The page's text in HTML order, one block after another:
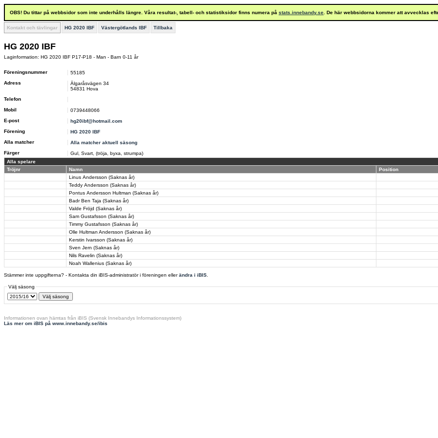
OBS! Du tittar på webbsidor som inte underhålls längre. Våra resultat-, tabell- och statistiksidor finns numera på stats.innebandy.se . De här webbsidorna kommer att avvecklas
Kontakt och tävlingar HG 2020 IBF Västergötlands IBF Tillbaka
HG 2020 IBF
Laginformation: HG 2020 IBF P17-P18 - Man - Barn 0-11 år
Föreningsnummer
55185
Adress
Älgaråsvägen 34
54831 Hova
Telefon
Mobil
0739448066
E-post
hg20ibf@hotmail.com
Förening
HG 2020 IBF
Alla matcher
Alla matcher aktuell säsong
Färger
Gul, Svart, (tröja, byxa, strumpa)
Alla spelare
Tröjnr
Namn
Position
Linus Andersson (Saknas år)
Teddy Andersson (Saknas år)
Pontus Andersson Hultman (Saknas år)
Badr Ben Taja (Saknas år)
Valde Fröjd (Saknas år)
Sam Gustafsson (Saknas år)
Timmy Gustafsson (Saknas år)
Olle Hultman Andersson (Saknas år)
Kerstin Ivarsson (Saknas år)
Sven Jern (Saknas år)
Nils Ravelin (Saknas år)
Noah Wallenius (Saknas år)
Stämmer inte uppgifterna? - Kontakta din iBIS-administratör i föreningen ellerändra i iBIS
Välj säsong
Informationen ovan hämtas från iBIS (Svensk Innebandys Informationssystem)
Läs mer om iBIS på www.innebandy.se/ibis